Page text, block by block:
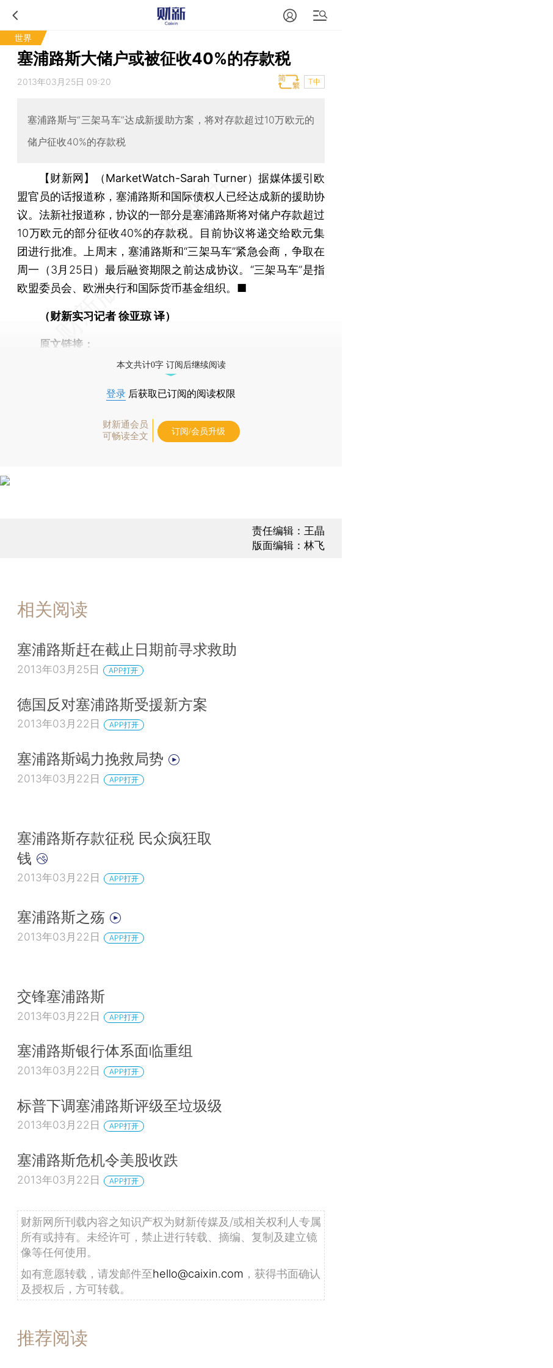
世界
塞浦路斯大储户或被征收40%的存款税
2013年03月25日 09:20 T中
塞浦路斯与“三架马车”达成新援助方案，将对存款超过10万欧元的
储户征收40%的存款税
【财新网】（MarketWatch-Sarah Turner）据媒体援引欧
盟官员的话报道称，塞浦路斯和国际债权人已经达成新的援助协
议。法新社报道称，协议的一部分是塞浦路斯将对储户存款超过
10万欧元的部分征收40%的存款税。目前协议将递交给欧元集
团进行批准。上周末，塞浦路斯和“三架马车”紧急会商，争取在
周一（3月25日）最后融资期限之前达成协议。“三架马车”是指
欧盟委员会、欧洲央行和国际货币基金组织。■
（财新实习记者 徐亚琼 译）
原文链接：
本文共计0字 订阅后继续阅读
登录 后获取已订阅的阅读权限
财新通会员
可畅读全文
订阅/会员升级
责任编辑：王晶
版面编辑：林飞
相关阅读
塞浦路斯赶在截止日期前寻求救助
2013年03月25日 APP打开
德国反对塞浦路斯受援新方案
2013年03月22日 APP打开
塞浦路斯竭力挽救局势
2013年03月22日 APP打开
塞浦路斯存款征税 民众疯狂取
钱
2013年03月22日 APP打开
塞浦路斯之殇
2013年03月22日 APP打开
交锋塞浦路斯
2013年03月22日 APP打开
塞浦路斯银行体系面临重组
2013年03月22日 APP打开
标普下调塞浦路斯评级至垃圾级
2013年03月22日 APP打开
塞浦路斯危机令美股收跌
2013年03月22日 APP打开
财新网所刊载内容之知识产权为财新传媒及/或相关权利人专属
所有或持有。未经许可，禁止进行转载、摘编、复制及建立镜
像等任何使用。
如有意愿转载，请发邮件至hello@caixin.com ，获得书面确认
及授权后，方可转载。
推荐阅读